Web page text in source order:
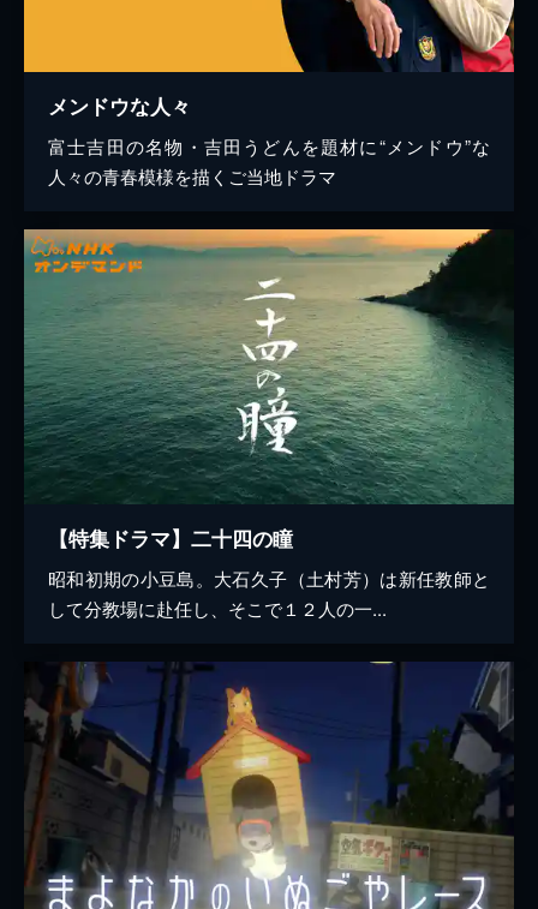
メンドウな人々
富士吉田の名物・吉田うどんを題材に“メンドウ”な
人々の青春模様を描くご当地ドラマ
【特集ドラマ】二十四の瞳
昭和初期の小豆島。大石久子（土村芳）は新任教師と
して分教場に赴任し、そこで１２人の一...